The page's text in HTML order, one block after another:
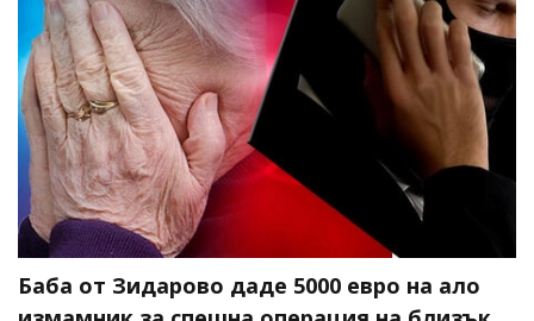
Баба от Зидарово даде 5000 евро на ало